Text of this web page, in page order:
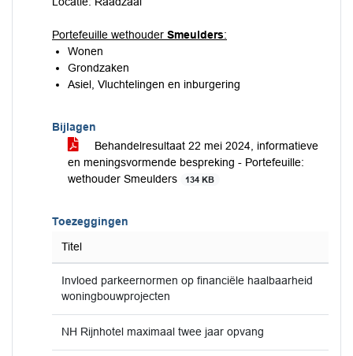
Portefeuille wethouder Smeulders:
Wonen
Grondzaken
Asiel, Vluchtelingen en inburgering
Bijlagen
Behandelresultaat 22 mei 2024, informatieve
en meningsvormende bespreking - Portefeuille:
wethouder Smeulders
134 KB
Toezeggingen
Titel
Invloed parkeernormen op financiële haalbaarheid
woningbouwprojecten
NH Rijnhotel maximaal twee jaar opvang